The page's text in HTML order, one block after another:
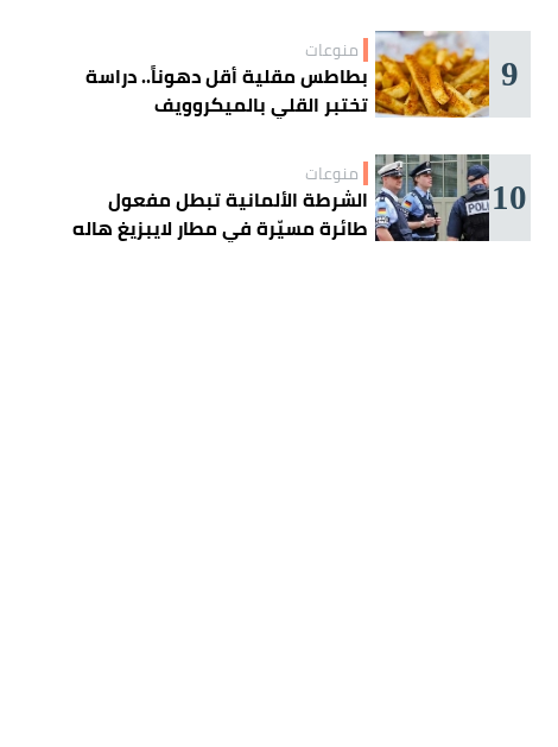
9 منوعات
بطاطس مقلية أقل دهوناً.. دراسة
تختبر القلي بالميكروويف
10 منوعات
الشرطة الألمانية تبطل مفعول
طائرة مسيّرة في مطار لايبزيغ هاله